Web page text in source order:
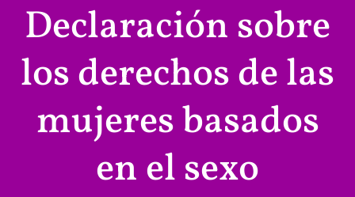
Declaración sobre
los derechos de las
mujeres basados
en el sexo